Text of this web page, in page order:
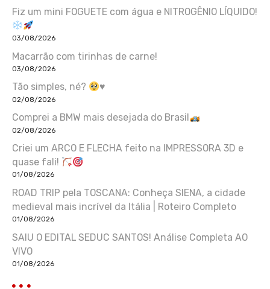
Fiz um mini FOGUETE com água e NITROGÊNIO LÍQUIDO!
03/08/2026
Macarrão com tirinhas de carne!
03/08/2026
Tão simples, né? ♥️
02/08/2026
Comprei a BMW mais desejada do Brasil
02/08/2026
Criei um ARCO E FLECHA feito na IMPRESSORA 3D e
quase fali!
01/08/2026
ROAD TRIP pela TOSCANA: Conheça SIENA, a cidade
medieval mais incrível da Itália | Roteiro Completo
01/08/2026
SAIU O EDITAL SEDUC SANTOS! Análise Completa AO
VIVO
01/08/2026